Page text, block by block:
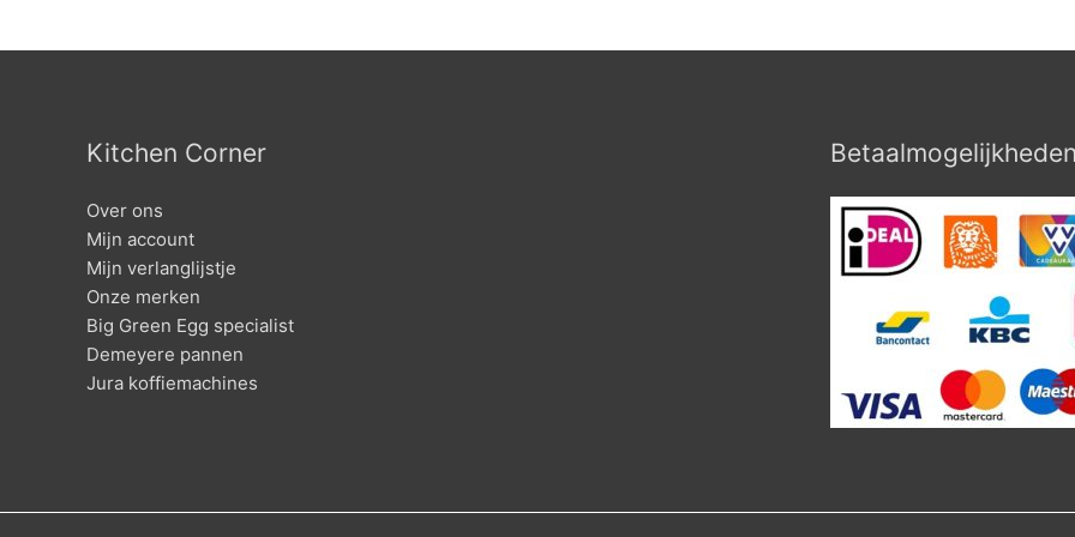
Kitchen Corner
Over ons
Mijn account
Mijn verlanglijstje
Onze merken
Big Green Egg specialist
Demeyere pannen
Jura koffiemachines